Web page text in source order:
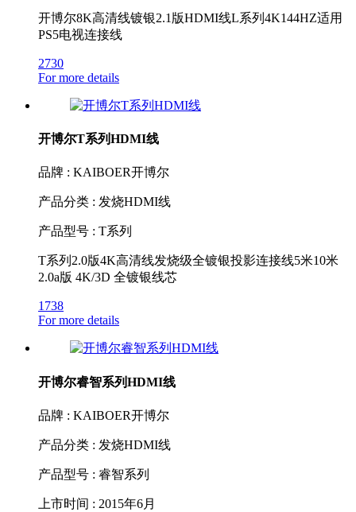
开博尔8K高清线镀银2.1版HDMI线L系列4K144HZ适用
PS5电视连接线
2730
For more details
开博尔T系列HDMI线
品牌 : KAIBOER开博尔
产品分类 : 发烧HDMI线
产品型号 : T系列
T系列2.0版4K高清线发烧级全镀银投影连接线5米10米
2.0a版 4K/3D 全镀银线芯
1738
For more details
开博尔睿智系列HDMI线
品牌 : KAIBOER开博尔
产品分类 : 发烧HDMI线
产品型号 : 睿智系列
上市时间 : 2015年6月